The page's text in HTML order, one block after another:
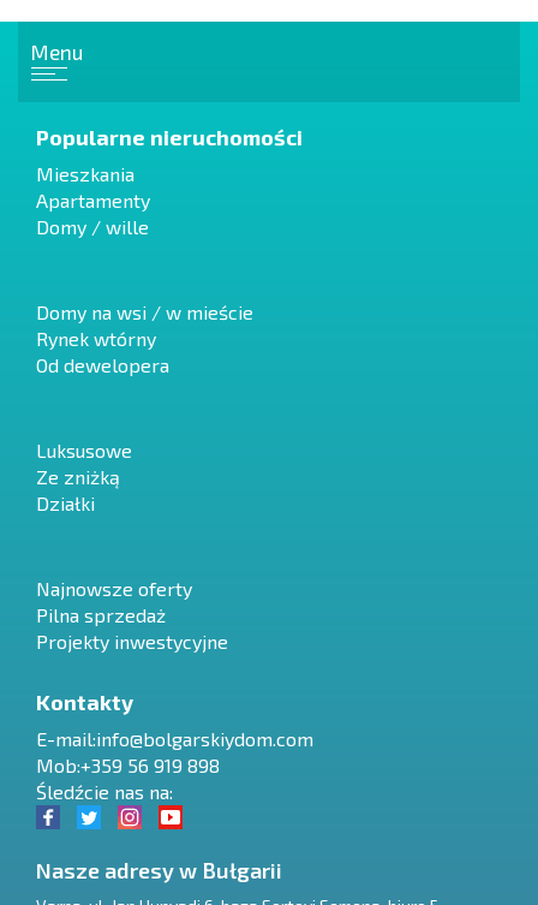
Menu
Popularne nieruchomości
Mieszkania
Apartamenty
Domy / wille
Domy na wsi / w mieście
Rynek wtórny
Od dewelopera
Luksusowe
Ze zniżką
Działki
Najnowsze oferty
Pilna sprzedaż
Projekty inwestycyjne
Kontakty
E-mail:info@bolgarskiydom.com
Mob:+359 56 919 898
Śledźcie nas na:
Nasze adresy w Bułgarii